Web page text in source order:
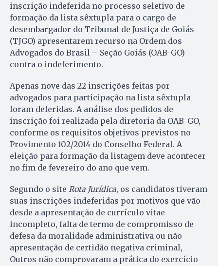
inscrição indeferida no processo seletivo de
formação da lista sêxtupla para o cargo de
desembargador do Tribunal de Justiça de Goiás
(TJGO) apresentarem recurso na Ordem dos
Advogados do Brasil – Seção Goiás (OAB-GO)
contra o indeferimento.
Apenas nove das 22 inscrições feitas por
advogados para participação na lista sêxtupla
foram deferidas. A análise dos pedidos de
inscrição foi realizada pela diretoria da OAB-GO,
conforme os requisitos objetivos previstos no
Provimento 102/2014 do Conselho Federal. A
eleição para formação da listagem deve acontecer
no fim de fevereiro do ano que vem.
Segundo o site Rota Jurídica, os candidatos tiveram
suas inscrições indeferidas por motivos que vão
desde a apresentação de currículo vitae
incompleto, falta de termo de compromisso de
defesa da moralidade administrativa ou não
apresentação de certidão negativa criminal,
Outros não comprovaram a prática do exercício